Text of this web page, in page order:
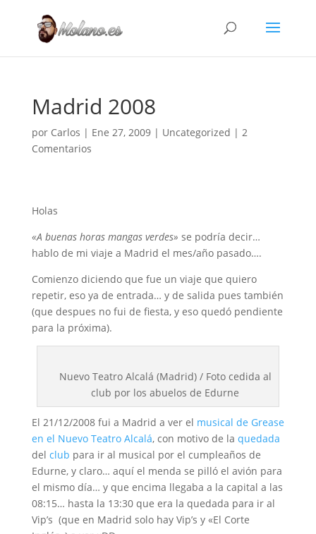
Madrid 2008
por Carlos | Ene 27, 2009| Uncategorized | 2
Comentarios
Holas
«A buenas horas mangas verdes» se podría decir…
hablo de mi viaje a Madrid el mes/año pasado….
Comienzo diciendo que fue un viaje que quiero
repetir, eso ya de entrada… y de salida pues también
(que despues no fui de fiesta, y eso quedó pendiente
para la próxima).
Nuevo Teatro Alcalá (Madrid) / Foto cedida al
club por los abuelos de Edurne
El 21/12/2008 fui a Madrid a ver el musical de Grease
en el Nuevo Teatro Alcalá, con motivo de la quedada
del club para ir al musical por el cumpleaños de
Edurne, y claro… aquí el menda se pilló el avión para
el mismo día… y que encima llegaba a la capital a las
08:15… hasta la 13:30 que era la quedada para ir al
Vip’s (que en Madrid solo hay Vip’s y «El Corte